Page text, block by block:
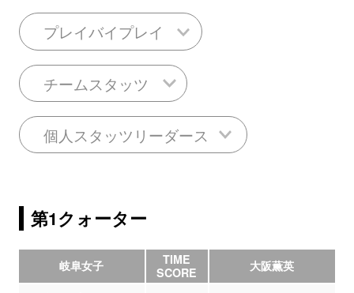
プレイバイプレイ
チームスタッツ
個人スタッツリーダース
第1クォーター
岐阜女子
TIME
SCORE
大阪薫英